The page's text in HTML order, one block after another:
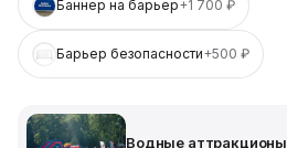
Баннер на барьер+1 700 ₽
Барьер безопасности+500 ₽
Водные аттракционы